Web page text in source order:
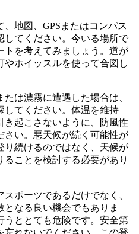
、地図、GPSまたはコンパス
してください。今いる場所で
トを考えてみましょう。道が
ホイッスルを使って合図し
たは濃霧に遭遇した場合は、
してください。体温を維持
き起こさないように、防風性
さい。悪天候が続く可能性が
り続けるのではなく、天候が
ことを検討する必要があり
ポーツであるだけでなく、
なる良い機会でもありま
うととても危険です。安全第